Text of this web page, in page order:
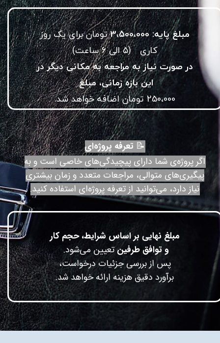
مبلغ پایه: 3،500،000
تومان برای یک روز
کاری (۵ الی ۶ ساعت)
در صورت نیاز به مراجعه به مکانی دیگر در
این بازه زمانی، مبلغ
​​​​​​​250،000 تومان اضافه خواهد شد.​​​​​​​
مبلغ نهایی بر اساس شرایط، حجم کار
و توافق طرفین تعیین می‌شود.
پس از بررسی جزئیات درخواست،
​​​​​​​برآورد دقیق هزینه ارائه خواهد شد.​​​​​​​
📝 تعرفه پروژه‌ای
اگر پروژه‌ی شما دارای پیچیدگی‌های خاصی است و به
پیگیری‌های متوالی، مراجعات متعدد و زمان بیشتری
نیاز دارد، می‌توانید از تعرفه پروژه‌ای استفاده کنید.